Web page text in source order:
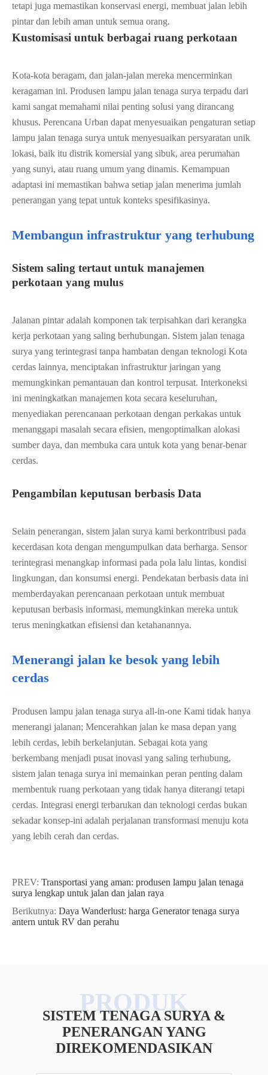
tetapi juga memastikan konservasi energi, membuat jalan lebih
pintar dan lebih aman untuk semua orang.
Kustomisasi untuk berbagai ruang perkotaan
Kota-kota beragam, dan jalan-jalan mereka mencerminkan
keragaman ini. Produsen lampu jalan tenaga surya terpadu dari
kami sangat memahami nilai penting solusi yang dirancang
khusus. Perencana Urban dapat menyesuaikan pengaturan setiap
lampu jalan tenaga surya untuk menyesuaikan persyaratan unik
lokasi, baik itu distrik komersial yang sibuk, area perumahan
yang sunyi, atau ruang umum yang dinamis. Kemampuan
adaptasi ini memastikan bahwa setiap jalan menerima jumlah
penerangan yang tepat untuk konteks spesifikasinya.
Membangun infrastruktur yang terhubung
Sistem saling tertaut untuk manajemen
perkotaan yang mulus
Jalanan pintar adalah komponen tak terpisahkan dari kerangka
kerja perkotaan yang saling berhubungan. Sistem jalan tenaga
surya yang terintegrasi tanpa hambatan dengan teknologi Kota
cerdas lainnya, menciptakan infrastruktur jaringan yang
memungkinkan pemantauan dan kontrol terpusat. Interkoneksi
ini meningkatkan manajemen kota secara keseluruhan,
menyediakan perencanaan perkotaan dengan perkakas untuk
menanggapi masalah secara efisien, mengoptimalkan alokasi
sumber daya, dan membuka cara untuk kota yang benar-benar
cerdas.
Pengambilan keputusan berbasis Data
Selain penerangan, sistem jalan surya kami berkontribusi pada
kecerdasan kota dengan mengumpulkan data berharga. Sensor
terintegrasi menangkap informasi pada pola lalu lintas, kondisi
lingkungan, dan konsumsi energi. Pendekatan berbasis data ini
memberdayakan perencanaan perkotaan untuk membuat
keputusan berbasis informasi, memungkinkan mereka untuk
terus meningkatkan efisiensi dan ketahanannya.
Menerangi jalan ke besok yang lebih
cerdas
Produsen lampu jalan tenaga surya all-in-one Kami tidak hanya
menerangi jalanan; Mencerahkan jalan ke masa depan yang
lebih cerdas, lebih berkelanjutan. Sebagai kota yang
berkembang menjadi pusat inovasi yang saling terhubung,
sistem jalan tenaga surya ini memainkan peran penting dalam
membentuk ruang perkotaan yang tidak hanya diterangi tetapi
cerdas. Integrasi energi terbarukan dan teknologi cerdas bukan
sekadar konsep-ini adalah perjalanan transformasi menuju kota
yang lebih cerah dan cerdas.
PREV: Transportasi yang aman: produsen lampu jalan tenaga
surya lengkap untuk jalan dan jalan raya
Berikutnya: Daya Wanderlust: harga Generator tenaga surya
antern untuk RV dan perahu
SISTEM TENAGA SURYA &
PENERANGAN YANG
DIREKOMENDASIKAN